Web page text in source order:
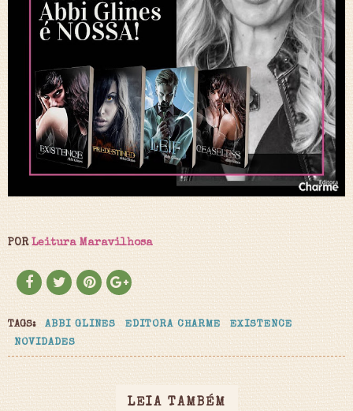
PORLeitura Maravilhosa
TAGS: ABBI GLINES EDITORA CHARME
EXISTENCE
NOVIDADES
LEIA TAMBÉM